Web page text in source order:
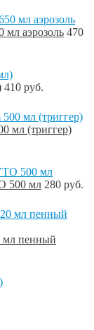
мл аэрозоль 470
410 руб.
мл (триггер)
500 мл 280 руб.
мл пенный